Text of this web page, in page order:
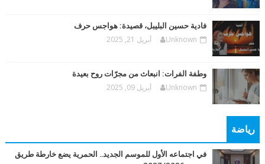
فادية حسين البليبل، قصيدة: هواجس حرف
Unknown أبريل 21, 2025
وطفة الفرات: انبعاث من مجرّات روح بعيدة
Unknown أبريل 09, 2025
رياضة
في اجتماعه الأول للموسم الجديد.. الحمرية يضع خارطة طريق